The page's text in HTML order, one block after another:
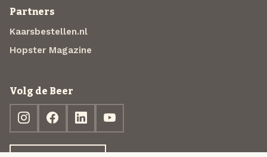
Partners
Kaarsbestellen.nl
Hopster Magazine
Volg de Beer